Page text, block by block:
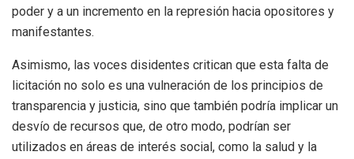
poder y a un incremento en la represión hacia opositores y
manifestantes.
Asimismo, las voces disidentes critican que esta falta de
licitación no solo es una vulneración de los principios de
transparencia y justicia, sino que también podría implicar un
desvío de recursos que, de otro modo, podrían ser
utilizados en áreas de interés social, como la salud y la